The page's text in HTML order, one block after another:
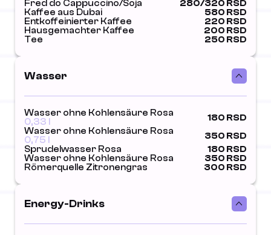
Fred do Cappuccino/Soja
280/320 RSD
Kaffee aus Dubai
580 RSD
Entkoffeinierter Kaffee
220 RSD
Hausgemachter Kaffee
200 RSD
Tee
250 RSD
Wasser
Wasser ohne Kohlensäure Rosa
0,33 l
180 RSD
Wasser ohne Kohlensäure Rosa
0,75 l
350 RSD
Sprudelwasser Rosa
180 RSD
Wasser ohne Kohlensäure Rosa
350 RSD
Römerquelle Zitronengras
300 RSD
Energy-Drinks